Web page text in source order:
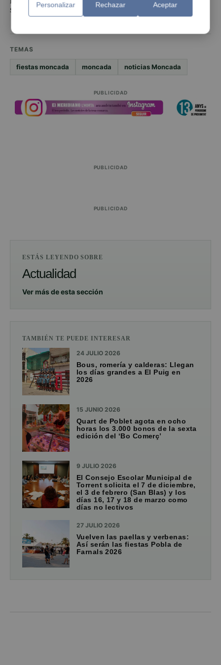
sentir muy orgullosos de nuestra ciudadanía”.
TEMAS
fiestas moncada moncada noticias Moncada
PUBLICIDAD
PUBLICIDAD
PUBLICIDAD
ESTÁS LEYENDO SOBRE
Actualidad
Ver más de esta sección
TAMBIÉN TE PUEDE INTERESAR
24 JULIO 2026
Bous, romería y calderas: Llegan
los días grandes a El Puig en
2026
15 JUNIO 2026
Quart de Poblet agota en ocho
horas los 3.000 bonos de la sexta
edición del ‘Bo Comerç’
9 JULIO 2026
El Consejo Escolar Municipal de
Torrent solicita el 7 de diciembre,
el 3 de febrero (San Blas) y los
días 16, 17 y 18 de marzo como
días no lectivos
27 JULIO 2026
Vuelven las paellas y verbenas:
Así serán las fiestas Pobla de
Farnals 2026
Personalizar Rechazar Aceptar